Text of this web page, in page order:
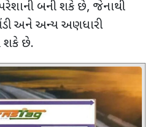
પરેશાની બની શકે છે, જેનાથી
અને અન્ય અણધારી
શકે છે.